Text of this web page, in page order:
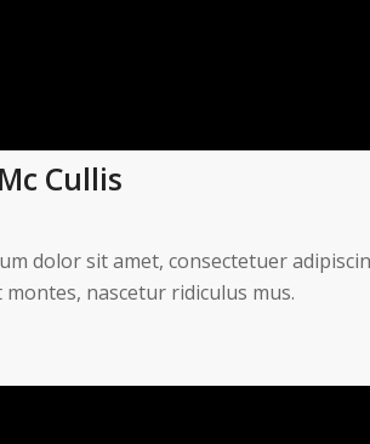
Cullis
dolor sit amet, consectetuer
nascetur ridiculus mus.